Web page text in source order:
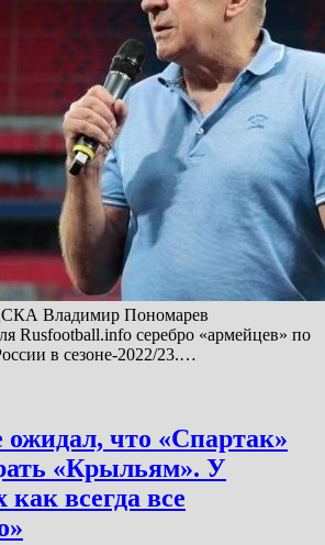
Владимир Пономарев
Rusfootball.info серебро «армейцев» по
в сезоне-2022/23.…
что «Спартак»
«Крыльям». У
всегда все